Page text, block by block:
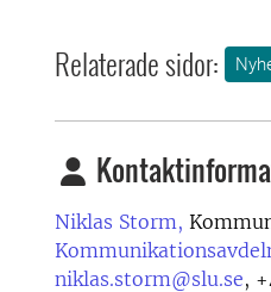
Relaterade sidor:
Niklas Storm,
niklas.storm@slu.se,